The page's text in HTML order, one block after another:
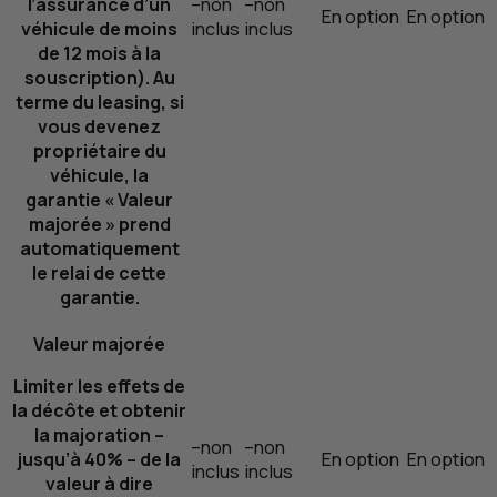
véhicule de moins
de 12 mois à la
souscription). Au
terme du leasing, si
vous devenez
propriétaire du
véhicule, la
garantie « Valeur
majorée » prend
automatiquement
le relai de cette
garantie.
inclus inclus
En option En option
Valeur majorée
Limiter les effets de
la décôte et obtenir
la majoration –
jusqu’à 40% – de la
valeur à dire
–non
inclus
–non
inclus
En option En option